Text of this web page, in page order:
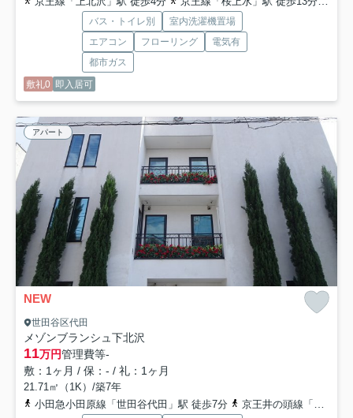
バス・トイレ別
室内洗濯機置場
エアコン
フローリング
電気有
都市ガス
敷礼0 即入居可
アパート
NEW
世田谷区代田
メゾンブランシュ下北沢
11万円管理費等-
敷：1ヶ月 / 保：- / 礼：1ヶ月
21.71㎡（1K）/築7年
小田急小田原線「世田谷代田」駅 徒歩7分
京王井の頭線「下北沢」駅 徒歩9分